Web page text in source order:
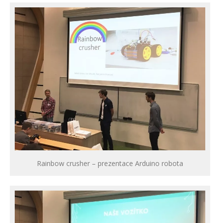
Rainbow crusher – prezentace Arduino robota